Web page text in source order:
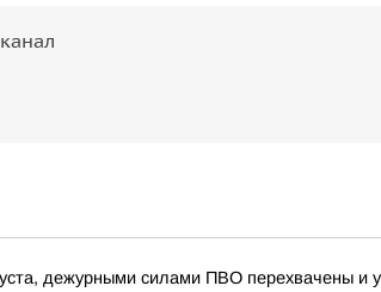
дежурными силами ПВО перехвачены и